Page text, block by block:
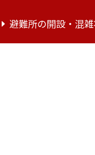
避難所の開設・混
学しませんか
、環境教育の一環とし